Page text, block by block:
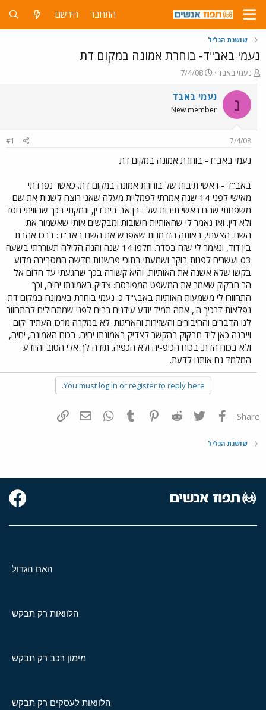
התחבר הירשם
שושנת הגליל
נעמי באב"ד- בוחרת אמונה במקום דת
פ
ו
ת
ח
ה
ש
א
נעמי באבד
פ
ו
ר
ם
ר
7/4/08
נ נעמי באבד
New member
7/4/08
#1
נעמי באב"ד- בוחרת אמונה במקום דת
באב"ד - ראשי תיבות של בוחרת אמונה במקום דת. כאשר נפרדתי
מאישי לפני 14 שנה אמרתי לפמליית מעלה שאני רוצה לשנות את שם
משפחתי שהם ראשי תיבות של : בן אב בית דין, ונמקתי בכך שהוויתי חסד
ולא דין. ואז נאמר לי שהאותיות חשובות ומבקשים אותי שאשמור את
השם. הצעתי, באותה הזדמנות שאפרש את השם באב"ד: ברכו אהבת
בין דוד, ונאמר לי שזה בסדר. חלפו 14 שנה והנה הלילה תעוררתי בשעה
03 ועשרים לפנות בוקר ושמעתי בתוכי פרשנות חדשה המסבירה מדוע
בקשו שלא אשנה את האותיות, והיא קשורה בכך שהגעתי עד הלום אל
הר חבקוק שאמר את המשפט המפורסם: צדיק באמונתו יחיה, וכך
התחוורו לי משמעות האותיות באב\"ד כ: נעמי בוחרת באמונה במקום דת.
נפלאות דרכיך ה', אתה תמיד יודע עידנים רבים לפני שמתחילים להתחוור
לנו הדברים והחיבורים והשזירות והאריגות. לא במקרה מרכז העתיד יקום
וייבנה כאן ליד חבקוק בהקשר לצדיק באמונתו יחיה. בכוח האמונה, יחיה,
ולא בכוח הדת. בכוח הכיפ-יה ולא הכפיה. תודה לך אלי הטוב והיודע
המלמד גם אותנו לדעת.
You must log in or register to reply here.
Share: פייסבוק Twitter
Reddit
Pinterest
Tumblr
WhatsAppדואר אלקטרוני
שושנת הגליל
האח הגדול
הלוואות רק תבקש
מימון רכב רק תבקש
הלוואות לעסקים רק תבקש